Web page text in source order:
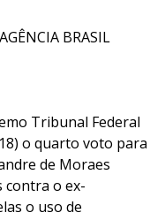
BRASIL
Tribunal Federal
o quarto voto para
de Moraes
contra o ex-
o uso de